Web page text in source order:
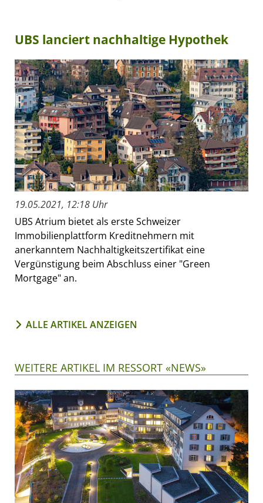
UBS lanciert nachhaltige Hypothek
19.05.2021, 12:18 Uhr
UBS Atrium bietet als erste Schweizer
Immobilienplattform Kreditnehmern mit
anerkanntem Nachhaltigkeitszertifikat eine
Vergünstigung beim Abschluss einer "Green
Mortgage" an.
ALLE ARTIKEL ANZEIGEN
WEITERE ARTIKEL IM RESSORT «NEWS»